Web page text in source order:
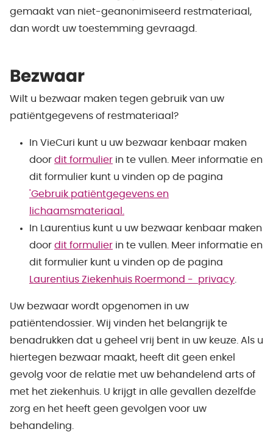
gemaakt van niet-geanonimiseerd restmateriaal,
dan wordt uw toestemming gevraagd.
Bezwaar
Wilt u bezwaar maken tegen gebruik van uw
patiëntgegevens of restmateriaal?
In VieCuri kunt u uw bezwaar kenbaar maken
door dit formulier in te vullen. Meer informatie en
dit formulier kunt u vinden op de pagina
'Gebruik patiëntgegevens en
lichaamsmateriaal.
In Laurentius kunt u uw bezwaar kenbaar maken
door dit formulier in te vullen. Meer informatie en
dit formulier kunt u vinden op de pagina
Laurentius Ziekenhuis Roermond - privacy
Uw bezwaar wordt opgenomen in uw
patiëntendossier. Wij vinden het belangrijk te
benadrukken dat u geheel vrij bent in uw keuze. Als u
hiertegen bezwaar maakt, heeft dit geen enkel
gevolg voor de relatie met uw behandelend arts of
met het ziekenhuis. U krijgt in alle gevallen dezelfde
zorg en het heeft geen gevolgen voor uw
behandeling.